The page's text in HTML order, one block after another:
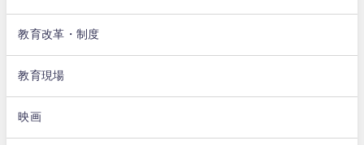
教育改革・制度
教育現場
映画